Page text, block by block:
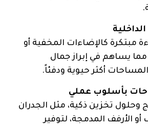
مبتكرة كالإضاءات المخفية أو
مما يساهم في إبراز جمال
أكثر حيوية ودفئاً.
بأسلوب عملي
تخزين ذكية، مثل الجدران
أو الأرفف المدمجة، لتوفير